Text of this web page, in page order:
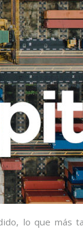
lo que más